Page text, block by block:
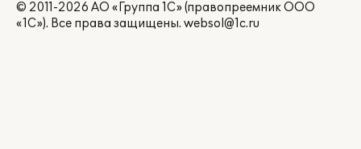
© 2011-2026 АО «Группа 1С» (правопреемник ООО
«1С»). Все права защищены. websol@1c.ru